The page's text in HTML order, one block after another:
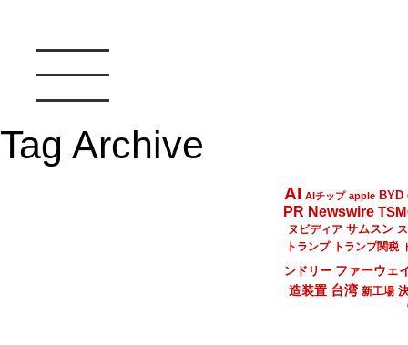
Tag Archive
AI AIチップ apple BYD
PR Newswire
ヌビディア サムスン
トランプ
トランプ関税
ンドリー ファーウェ
造装置 台湾 新工場